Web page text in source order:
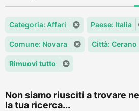
Categoria: Affari Paese: Italia
Comune: Novara Città: Cerano
Rimuovi tutto
Non siamo riusciti a trovare
la tua ricerca...